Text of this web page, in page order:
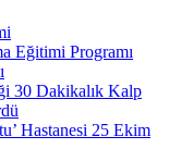
Eğitimi Programı
30 Dakikalık Kalp
Hastanesi 25 Ekim